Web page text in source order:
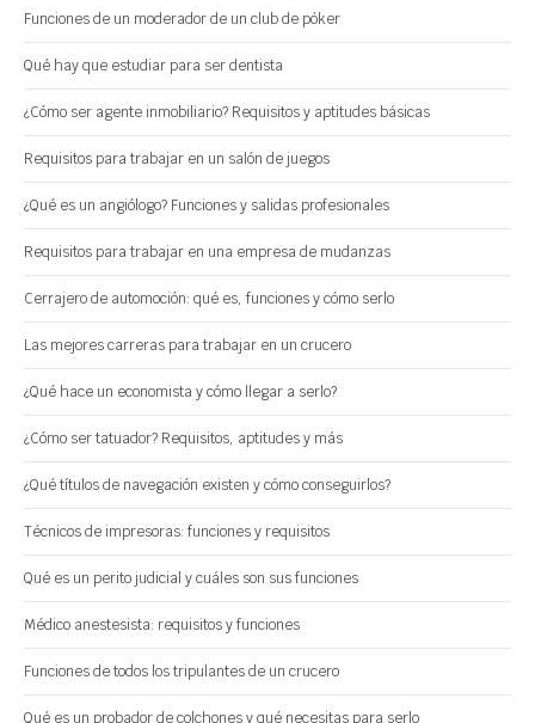
Funciones de un moderador de un club de póker
Qué hay que estudiar para ser dentista
¿Cómo ser agente inmobiliario? Requisitos y aptitudes básicas
Requisitos para trabajar en un salón de juegos
¿Qué es un angiólogo? Funciones y salidas profesionales
Requisitos para trabajar en una empresa de mudanzas
Cerrajero de automoción: qué es, funciones y cómo serlo
Las mejores carreras para trabajar en un crucero
¿Qué hace un economista y cómo llegar a serlo?
¿Cómo ser tatuador? Requisitos, aptitudes y más
¿Qué títulos de navegación existen y cómo conseguirlos?
Técnicos de impresoras: funciones y requisitos
Qué es un perito judicial y cuáles son sus funciones
Médico anestesista: requisitos y funciones
Funciones de todos los tripulantes de un crucero
Qué es un probador de colchones y qué necesitas para serlo